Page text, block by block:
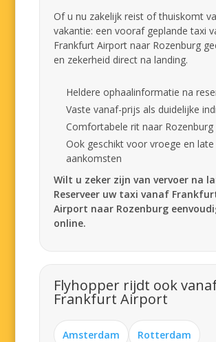
Of u nu zakelijk reist of thuiskomt
vakantie: een vooraf geplande taxi
Frankfurt Airport naar Rozenburg
en zekerheid direct na landing.
Heldere ophaalinformatie na
Vaste vanaf-prijs als duidelijke
Comfortabele rit naar Rozenburg
Ook geschikt voor vroege en late
aankomsten
Wilt u zeker zijn van vervoer na
Reserveer uw taxi vanaf
Airport naar Rozenburg
online.
Flyhopper rijdt ook
Frankfurt Airport
Amsterdam Rotterdam